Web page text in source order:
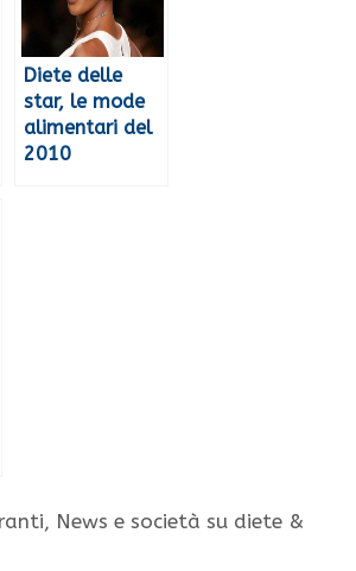
Diete delle
star, le mode
alimentari del
2010
, News e società su diete &